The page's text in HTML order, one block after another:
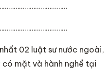
02 luật sư nước ngoài,
mặt và hành nghề tại